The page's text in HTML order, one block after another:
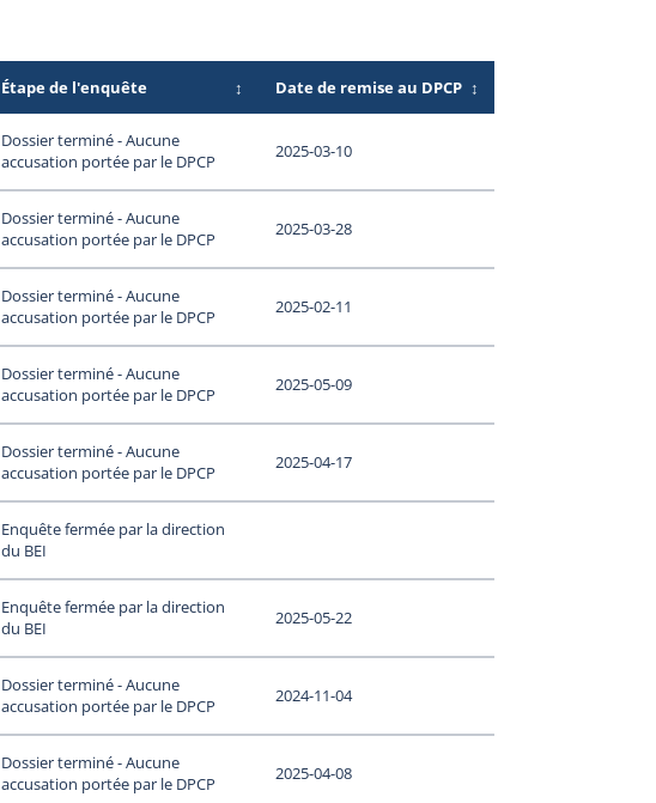
Étape de l'enquête ↕ Date de remise au DPCP ↕
Dossier terminé - Aucune
accusation portée par le DPCP
2025-03-10
Dossier terminé - Aucune
accusation portée par le DPCP
2025-03-28
Dossier terminé - Aucune
accusation portée par le DPCP
2025-02-11
Dossier terminé - Aucune
accusation portée par le DPCP
2025-05-09
Dossier terminé - Aucune
accusation portée par le DPCP
2025-04-17
Enquête fermée par la direction
du BEI
Enquête fermée par la direction
du BEI
2025-05-22
Dossier terminé - Aucune
accusation portée par le DPCP
2024-11-04
Dossier terminé - Aucune
accusation portée par le DPCP
2025-04-08